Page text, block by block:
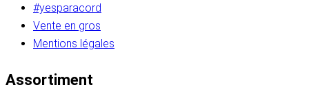
#yesparacord
Vente en gros
Mentions légales
Assortiment